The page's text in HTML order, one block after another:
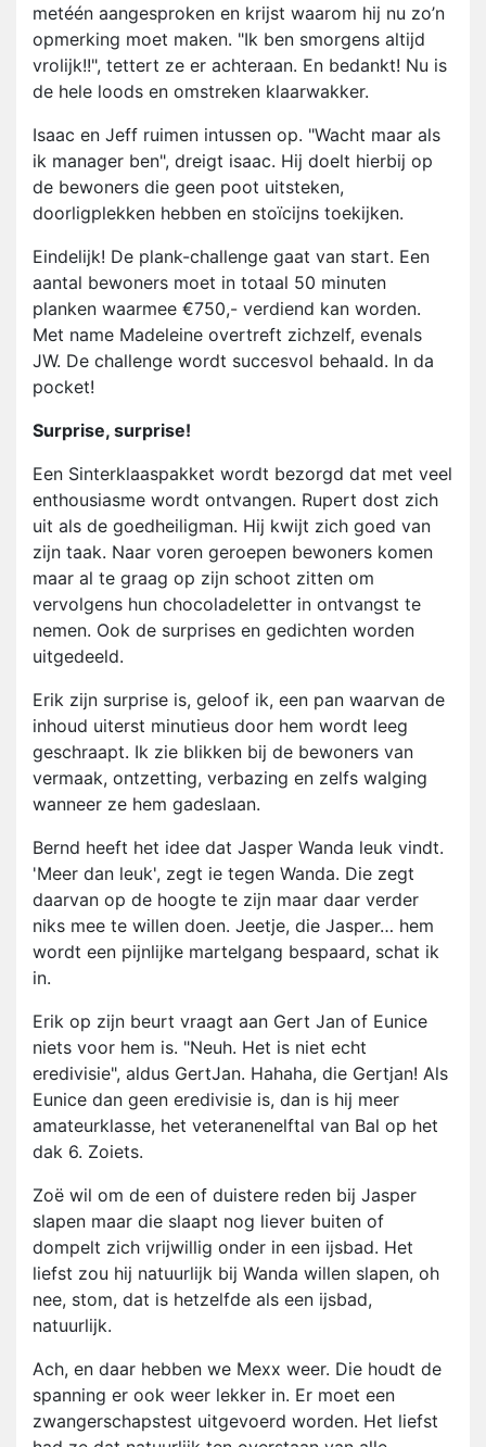
metéén aangesproken en krijst waarom hij nu zo’n
opmerking moet maken. "Ik ben smorgens altijd
vrolijk!!", tettert ze er achteraan. En bedankt! Nu is
de hele loods en omstreken klaarwakker.
Isaac en Jeff ruimen intussen op. "Wacht maar als
ik manager ben", dreigt isaac. Hij doelt hierbij op
de bewoners die geen poot uitsteken,
doorligplekken hebben en stoïcijns toekijken.
Eindelijk! De plank-challenge gaat van start. Een
aantal bewoners moet in totaal 50 minuten
planken waarmee €750,- verdiend kan worden.
Met name Madeleine overtreft zichzelf, evenals
JW. De challenge wordt succesvol behaald. In da
pocket!
Surprise, surprise!
Een Sinterklaaspakket wordt bezorgd dat met veel
enthousiasme wordt ontvangen. Rupert dost zich
uit als de goedheiligman. Hij kwijt zich goed van
zijn taak. Naar voren geroepen bewoners komen
maar al te graag op zijn schoot zitten om
vervolgens hun chocoladeletter in ontvangst te
nemen. Ook de surprises en gedichten worden
uitgedeeld.
Erik zijn surprise is, geloof ik, een pan waarvan de
inhoud uiterst minutieus door hem wordt leeg
geschraapt. Ik zie blikken bij de bewoners van
vermaak, ontzetting, verbazing en zelfs walging
wanneer ze hem gadeslaan.
Bernd heeft het idee dat Jasper Wanda leuk vindt.
'Meer dan leuk', zegt ie tegen Wanda. Die zegt
daarvan op de hoogte te zijn maar daar verder
niks mee te willen doen. Jeetje, die Jasper… hem
wordt een pijnlijke martelgang bespaard, schat ik
in.
Erik op zijn beurt vraagt aan Gert Jan of Eunice
niets voor hem is. "Neuh. Het is niet echt
eredivisie", aldus GertJan. Hahaha, die Gertjan! Als
Eunice dan geen eredivisie is, dan is hij meer
amateurklasse, het veteranenelftal van Bal op het
dak 6. Zoiets.
Zoë wil om de een of duistere reden bij Jasper
slapen maar die slaapt nog liever buiten of
dompelt zich vrijwillig onder in een ijsbad. Het
liefst zou hij natuurlijk bij Wanda willen slapen, oh
nee, stom, dat is hetzelfde als een ijsbad,
natuurlijk.
Ach, en daar hebben we Mexx weer. Die houdt de
spanning er ook weer lekker in. Er moet een
zwangerschapstest uitgevoerd worden. Het liefst